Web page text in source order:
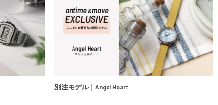
別注モデル｜Angel Heart